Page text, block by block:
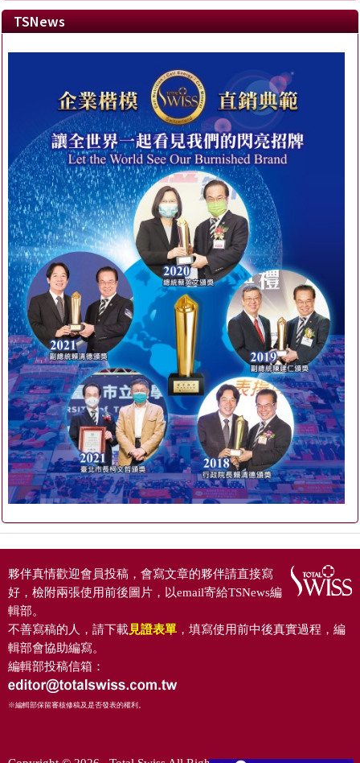
TSNews
夥伴真情歡迎會員投稿，會寫文章的夥伴請直接寫
好，檢附兩張使用前後圖片，以email寄給TSNews編
輯部。
不善寫稿的人，請下載見證表單 ，填寫使用前中後真實過程，編
輯部會協助編寫。
編輯部投稿信箱：
※編輯部保留審核修稿及是否發表的權利。